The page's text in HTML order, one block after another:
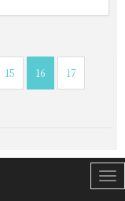
15 16 17